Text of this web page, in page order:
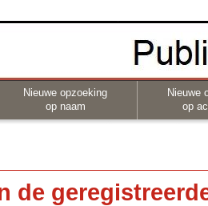
Nieuwe opzoeking
op naam
Nieuwe
op
de